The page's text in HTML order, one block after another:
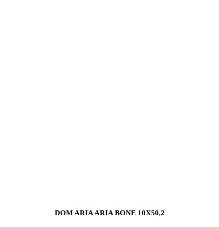
DOM ARIA ARIA BONE 10X50,2